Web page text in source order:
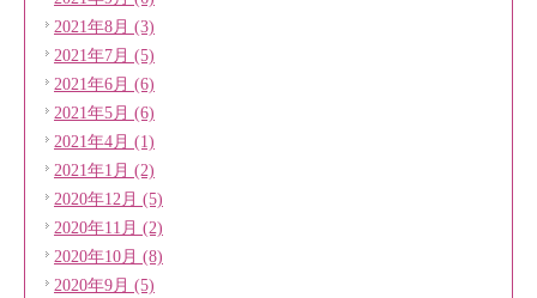
2021年8月 (3)
2021年7月 (5)
2021年6月 (6)
2021年5月 (6)
2021年4月 (1)
2021年1月 (2)
2020年12月 (5)
2020年11月 (2)
2020年10月 (8)
2020年9月 (5)